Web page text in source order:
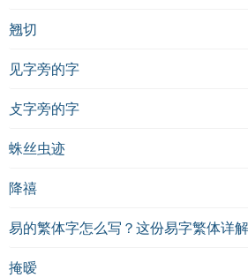
翘切
见字旁的字
攴字旁的字
蛛丝虫迹
降禧
掩暧